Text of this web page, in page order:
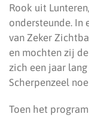
Rook uit
ondersteunde. In
van Zeker
en mochten zij
zich een jaar
Scherpenzeel
Toen het